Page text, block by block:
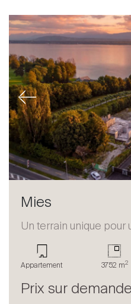
Previous
Mies
Un terrain unique
Appartement 3752 m2
Prix sur demande